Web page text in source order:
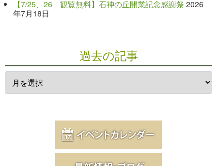
【7/25、26 観覧無料】石神の丘開業記念感謝祭 2026
年7月18日
過去の記事